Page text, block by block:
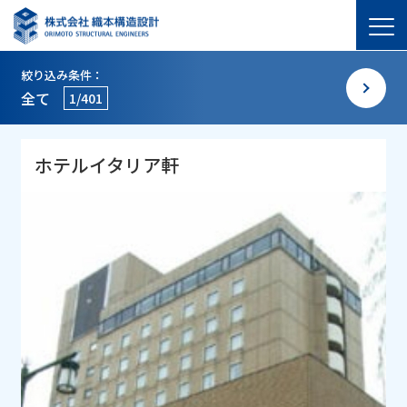
絞り込み条件：
全て 1/401
ホテルイタリア軒